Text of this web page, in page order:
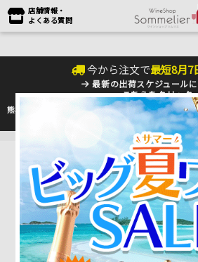
店舗情報・
よくある質問
今から注文で最短8月7
最新の出荷スケジュール
こちらをクリック
熊本地震の影響により九州への配送に遅れが生じて
のHP
をご確認下さい